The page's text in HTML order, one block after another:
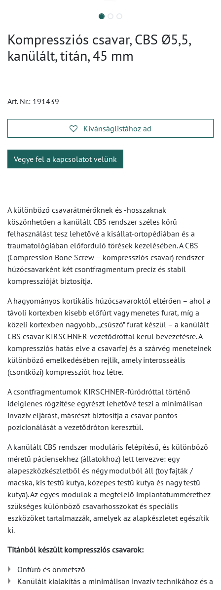
Kompressziós csavar, CBS Ø5,5,
kanülált, titán, 45 mm
Art. Nr.: 191439
Kívánságlistához ad
Vegye fel a kapcsolatot velünk
A különböző csavarátmérőknek és -hosszaknak
köszönhetően a kanülált CBS rendszer széles körű
felhasználást tesz lehetővé a kisállat-ortopédiában és a
traumatológiában előforduló törések kezelésében. A CBS
(Compression Bone Screw – kompressziós csavar) rendszer
húzócsavarként két csontfragmentum precíz és stabil
kompresszióját biztosítja.
A hagyományos kortikális húzócsavaroktól eltérően – ahol a
távoli kortexben kisebb előfúrt vagy menetes furat, míg a
közeli kortexben nagyobb, „csúszó” furat készül – a kanülált
CBS csavar KIRSCHNER-vezetődróttal kerül bevezetésre. A
kompressziós hatás elve a csavarfej és a szárvég meneteinek
különböző emelkedésében rejlik, amely interosseális
(csontközi) kompressziót hoz létre.
A csontfragmentumok KIRSCHNER-fúródróttal történő
ideiglenes rögzítése egyrészt lehetővé teszi a minimálisan
invazív eljárást, másrészt biztosítja a csavar pontos
pozicionálását a vezetődróton keresztül.
A kanülált CBS rendszer moduláris felépítésű, és különböző
méretű páciensekhez (állatokhoz) lett tervezve: egy
alapeszközkészletből és négy modulból áll (toy fajták /
macska, kis testű kutya, közepes testű kutya és nagy testű
kutya). Az egyes modulok a megfelelő implantátummérethez
szükséges különböző csavarhosszokat és speciális
eszközöket tartalmazzák, amelyek az alapkészletet egészítik
ki.
Titánból készült kompressziós csavarok:
Önfúró és önmetsző
Kanülált kialakítás a minimálisan invazív technikához és a